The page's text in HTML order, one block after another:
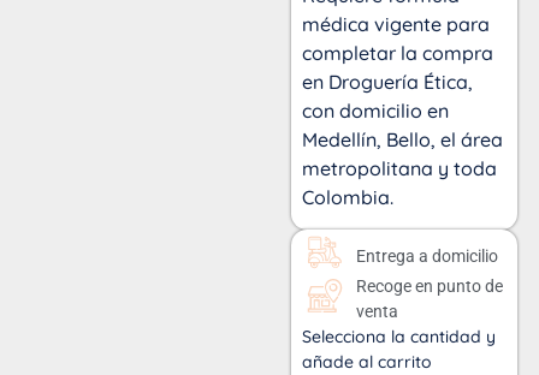
médica vigente para
completar la compra
en Droguería Ética,
con domicilio en
Medellín, Bello, el área
metropolitana y toda
Colombia.
Entrega a domicilio
Recoge en punto de
venta
Selecciona la cantidad y
añade al carrito